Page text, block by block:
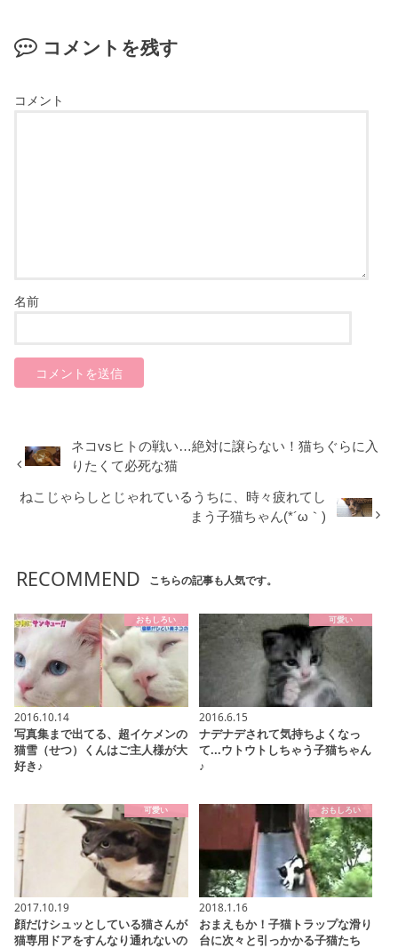
コメントを残す
コメント
名前
ネコvsヒトの戦い…絶対に譲らない！猫ちぐらに入
りたくて必死な猫
ねこじゃらしとじゃれているうちに、時々疲れてし
まう子猫ちゃん(*´ω｀)
RECOMMEND こちらの記事も人気です。
おもしろい
2016.10.14
写真集まで出てる、超イケメンの
猫雪（せつ）くんはご主人様が大
好き♪
可愛い
2016.6.15
ナデナデされて気持ちよくなっ
て...ウトウトしちゃう子猫ちゃん
♪
可愛い
2017.10.19
顔だけシュッとしている猫さんが
猫専用ドアをすんなり通れないの
おもしろい
2018.1.16
おまえもか！子猫トラップな滑り
台に次々と引っかかる子猫たち